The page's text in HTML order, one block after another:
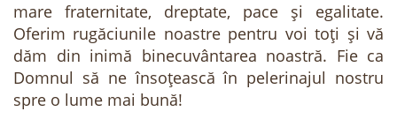
mare fraternitate, dreptate, pace și egalitate.
Oferim rugăciunile noastre pentru voi toți și vă
dăm din inimă binecuvântarea noastră. Fie ca
Domnul să ne însoțească în pelerinajul nostru
spre o lume mai bună!